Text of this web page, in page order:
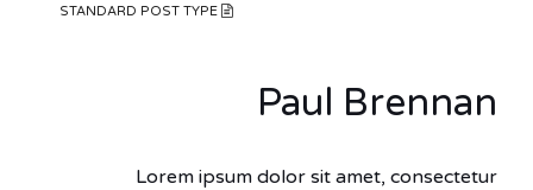
Paul Brennan
Lorem ipsum dolor sit amet, consectetur